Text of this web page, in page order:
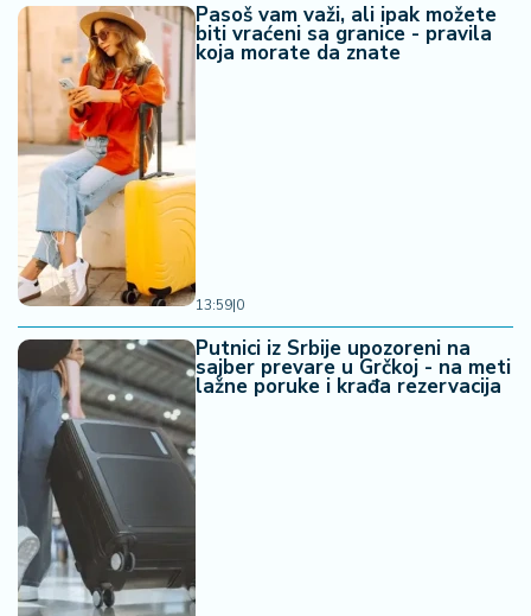
Pasoš vam važi, ali ipak možete
biti vraćeni sa granice - pravila
koja morate da znate
13:59|0
Putnici iz Srbije upozoreni na
sajber prevare u Grčkoj - na meti
lažne poruke i krađa rezervacija